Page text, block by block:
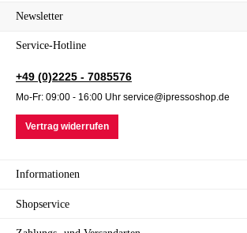
Newsletter
Service-Hotline
+49 (0)2225 - 7085576
Mo-Fr: 09:00 - 16:00 Uhr service@ipressoshop.de
Vertrag widerrufen
Informationen
Shopservice